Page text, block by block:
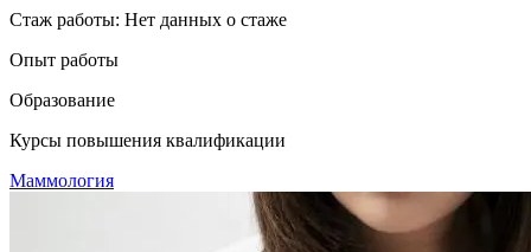
Стаж работы: Нет данных о стаже
Опыт работы
Образование
Курсы повышения квалификации
Маммология